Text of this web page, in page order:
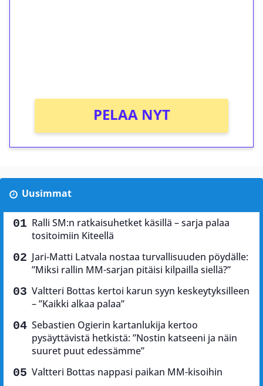
PELAA NYT
Uusimmat
Ralli SM:n ratkaisuhetket käsillä – sarja palaa
tositoimiin Kiteellä
Jari-Matti Latvala nostaa turvallisuuden pöydälle:
”Miksi rallin MM-sarjan pitäisi kilpailla siellä?”
Valtteri Bottas kertoi karun syyn keskeytyksilleen
– ”Kaikki alkaa palaa”
Sebastien Ogierin kartanlukija kertoo
pysäyttävistä hetkistä: ”Nostin katseeni ja näin
suuret puut edessämme”
Valtteri Bottas nappasi paikan MM-kisoihin